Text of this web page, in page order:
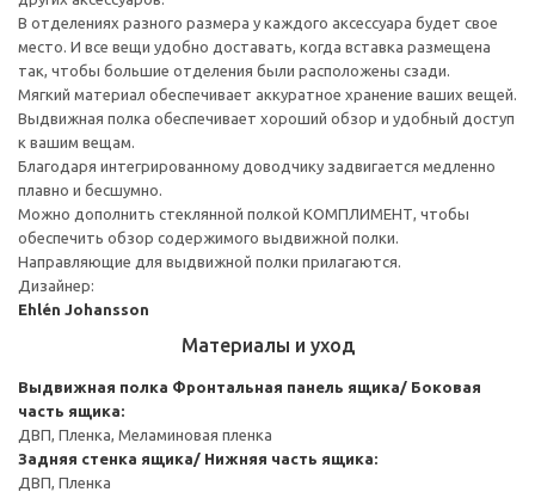
В отделениях разного размера у каждого аксессуара будет свое
место. И все вещи удобно доставать, когда вставка размещена
так, чтобы большие отделения были расположены сзади.
Мягкий материал обеспечивает аккуратное хранение ваших вещей.
Выдвижная полка обеспечивает хороший обзор и удобный доступ
к вашим вещам.
Благодаря интегрированному доводчику задвигается медленно
плавно и бесшумно.
Можно дополнить стеклянной полкой КОМПЛИМЕНТ, чтобы
обеспечить обзор содержимого выдвижной полки.
Направляющие для выдвижной полки прилагаются.
Дизайнер:
Ehlén Johansson
Материалы и уход
Выдвижная полка Фронтальная панель ящика/ Боковая
часть ящика:
ДВП, Пленка, Меламиновая пленка
Задняя стенка ящика/ Нижняя часть ящика:
ДВП, Пленка